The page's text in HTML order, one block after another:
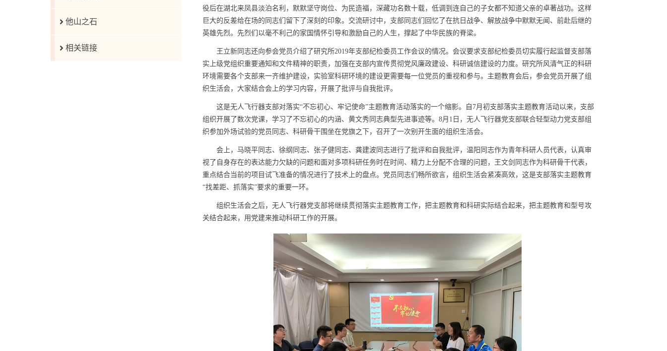
他山之石
相关链接
役后在湖北来凤县淡泊名利，默默坚守岗位、为民造福，深藏功名数十载，低调到连自己的子女都不知道父亲的卓著战功。这样
巨大的反差给在场的同志们留下了深刻的印象。交流研讨中，支部同志们回忆了在抗日战争、解放战争中默默无闻、前赴后继的
英雄先烈。先烈们以毫不利己的家国情怀引导和激励自己的人生，撑起了中华民族的脊梁。
王立新同志还向参会党员介绍了研究所2019年支部纪检委员工作会议的情况。会议要求支部纪检委员切实履行起监督支部落
实上级党组织重要通知和文件精神的职责，加强在支部内宣传贯彻党风廉政建设、科研诚信建设的力度。研究所风清气正的科研
环境需要各个支部来一齐维护建设，实验室科研环境的建设更需要每一位党员的重视和参与。主题教育会后，参会党员开展了组
织生活会，大家结合会上的学习内容，开展了批评与自我批评。
这是无人飞行器支部对落实“不忘初心、牢记使命”主题教育活动落实的一个缩影。自 7月初支部落实主题教育活动以来，支部
组织开展了数次党课，学习了不忘初心的内涵、黄文秀同志典型先进事迹等。8月 1 日，无人飞行器党支部联合轻型动力党支部组
织参加外场试验的党员同志、科研骨干围坐在党旗之下，召开了一次别开生面的组织生活会。
会上，马晓平同志、徐纲同志、张子健同志、龚建波同志进行了批评和自我批评，温阳同志作为青年科研人员代表，认真审
视了自身存在的表达能力欠缺的问题和面对多项科研任务时在时间、精力上分配不合理的问题， 王文剑同志作为科研骨干代表，
重点结合当前的项目试飞准备的情况进行了技术上的盘点。党员同志们畅所欲言，组织生活会紧凑高效，这是支部落实主题教育
“找差距、抓落实”要求的重要一环。
组织生活会之后，无人飞行器党支部将继续贯彻落实主题教育工作，把主题教育和科研实际结合起来，把主题教育和型号攻
关结合起来，用党建来推动科研工作的开展。